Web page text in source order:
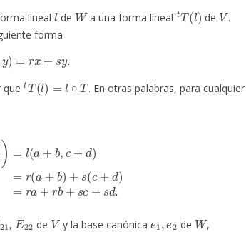
lineal
l
de
W
a una forma lineal
tT(l)
de
V
.
forma
x,y rx+ s .
tT(l)= T
. En otras palabras, para cualquier
)
,
E22
de
V
y la base canónica de
W
,